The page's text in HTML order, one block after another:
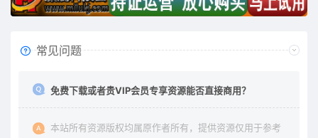
常见问题
免费下载或者贵VIP会员专享资源能否直接商用？
本站所有资源版权均属原作者所有，提供资源仅用于参考